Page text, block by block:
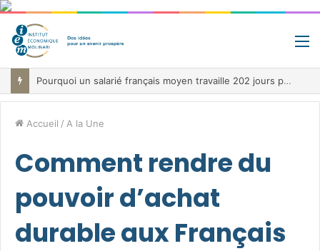
Jour de libération fiscale: pourquoi vous travaillez pour l’État jusqu’au 22 juillet avant de toucher votre vrai salaire
Accueil / A la Une
Comment rendre du
pouvoir d’achat
durable aux Français